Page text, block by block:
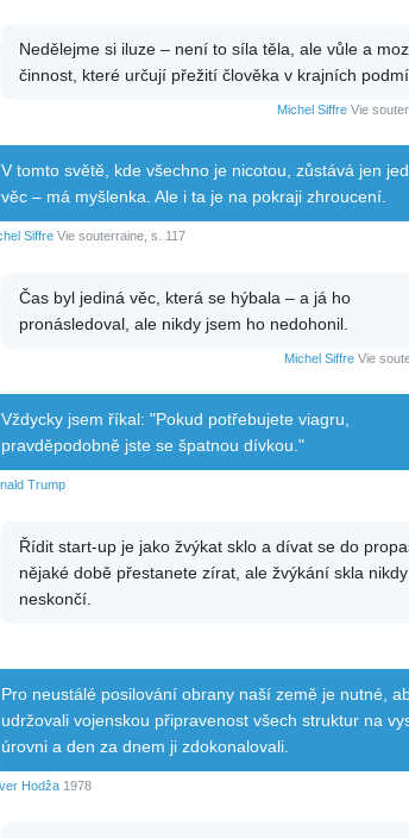
Nedělejme si iluze – není to síla těla, ale vůle a
činnost, které určují přežití člověka v krajních
Michel SiffreVie
V tomto světě, kde všechno je nicotou, zůstává jen
věc – má myšlenka. Ale i ta je na pokraji zhroucení.
SiffreVie souterraine, s. 117
Čas byl jediná věc, která se hýbala – a já ho
pronásledoval, ale nikdy jsem ho nedohonil.
Michel SiffreVie
Vždycky jsem říkal: "Pokud potřebujete viagru,
pravděpodobně jste se špatnou dívkou."
Trump
Řídit start-up je jako žvýkat sklo a dívat se do
nějaké době přestanete zírat, ale žvýkání skla nikdy
neskončí.
Pro neustálé posilování obrany naší země je nutné,
udržovali vojenskou připravenost všech struktur na
úrovni a den za dnem ji zdokonalovali.
Hodža1978